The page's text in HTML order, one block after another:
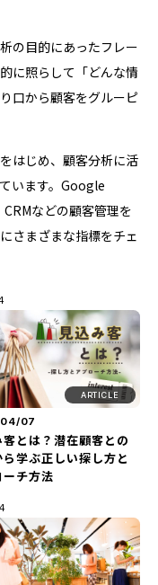
の目的にあったフレー
に照らして「どんな情
口から顧客をグルーピ
はじめ、顧客分析に活
います。Google
などの顧客管理を
さまざまな指標をチェ
ARTICLE
07
客とは？潜在顧客との
学ぶ正しい探し方と
ーチ方法